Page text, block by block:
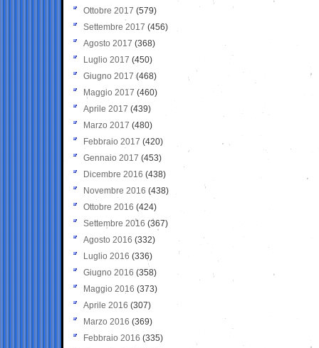
Ottobre 2017 (579)
Settembre 2017 (456)
Agosto 2017 (368)
Luglio 2017 (450)
Giugno 2017 (468)
Maggio 2017 (460)
Aprile 2017 (439)
Marzo 2017 (480)
Febbraio 2017 (420)
Gennaio 2017 (453)
Dicembre 2016 (438)
Novembre 2016 (438)
Ottobre 2016 (424)
Settembre 2016 (367)
Agosto 2016 (332)
Luglio 2016 (336)
Giugno 2016 (358)
Maggio 2016 (373)
Aprile 2016 (307)
Marzo 2016 (369)
Febbraio 2016 (335)